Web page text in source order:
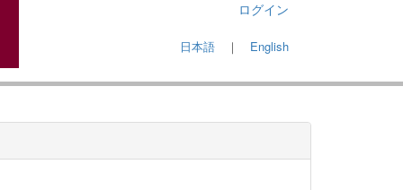
ログイン
日本語 ｜ English